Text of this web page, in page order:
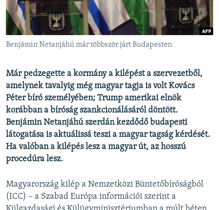
VILÁG
KLÍMAVÁLTOZÁS
A MÚLT TANULSÁGAI
KÖVESSEN MINKET!
Valamennyi RFE/RL weboldal
Benjámin Netanjáhú már többször járt Budapesten
Már pedzegette a kormány a kilépést a szervezetből,
amelynek tavalyig még magyar tagja is volt Kovács
Péter bíró személyében; Trump amerikai elnök
korábban a bíróság szankcionálásáról döntött.
Benjámin Netanjáhú szerdán kezdődő budapesti
látogatása is aktuálissá teszi a magyar tagság kérdését.
Ha valóban a kilépés lesz a magyar út, az hosszú
procedúra lesz.
Magyarország kilép a Nemzetközi Büntetőbíróságból
(ICC) – a Szabad Európa információi szerint a